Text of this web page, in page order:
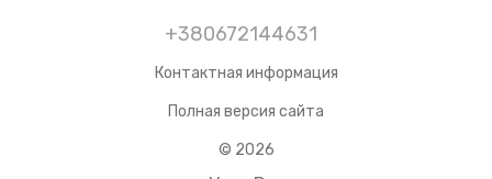
+380672144631
Контактная информация
Полная версия сайта
© 2026